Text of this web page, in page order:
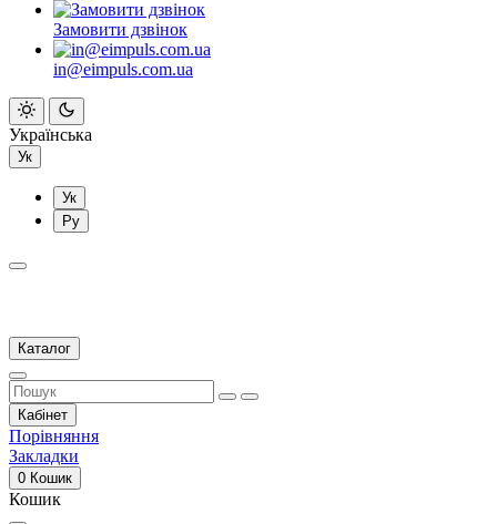
Замовити дзвінок
in@eimpuls.com.ua
Українська
Ук
Ук
Ру
Каталог
Кабінет
Порівняння
Закладки
0 Кошик
Кошик